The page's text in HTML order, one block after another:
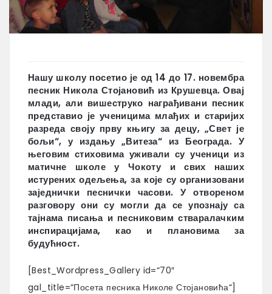
Нашу школу посетио је од 14 до 17. новембра
песник Никола Стојановић из Крушевца. Овај
млади, али вишеструко награђивани песник
представио је ученицима млађих и старијих
разреда своју прву књигу за децу, „Свет је
бољи“, у издању „Витеза“ из Београда. У
његовим стиховима уживали су ученици из
матичне школе у Чокоту и свих наших
истурених одељења, за које су организовани
заједнички песнички часови. У отвореном
разговору они су могли да се упознају са
тајнама писања и песниковим стваралачким
инспирацијама, као и плановима за
будућност.
[Best_Wordpress_Gallery id=“70″
gal_title=“Посета песника Николе Стојановића“]